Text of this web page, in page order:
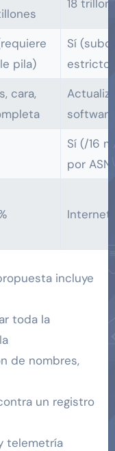
18
pila)
Sí
estricto)
cara,
software
Sí (/16
por ASN)
incluye
toda la
de nombres,
un registro
telemetría